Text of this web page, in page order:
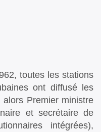
toutes les stations
ont diffusé les
Premier ministre
et secrétaire de
intégrées),